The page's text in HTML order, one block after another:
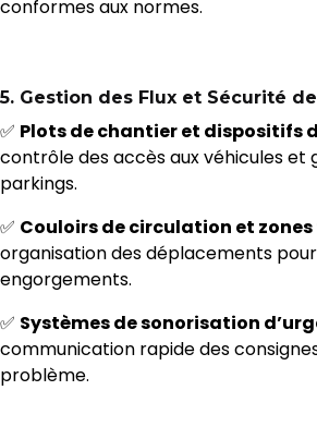
conformes aux normes.
5. Gestion des Flux et Sécurité
✅ Plots de chantier et dispositifs
contrôle des accès aux véhicules et
parkings.
✅ Couloirs de circulation et
organisation des déplacements
engorgements.
✅ Systèmes de sonorisation
communication rapide des
problème.